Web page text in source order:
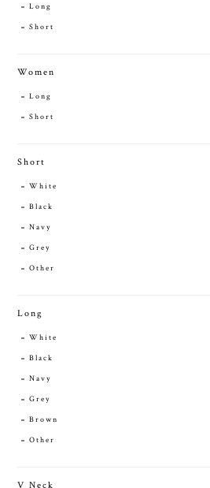
Long
Short
Women
Long
Short
Short
White
Black
Navy
Grey
Other
Long
White
Black
Navy
Grey
Brown
Other
V Neck